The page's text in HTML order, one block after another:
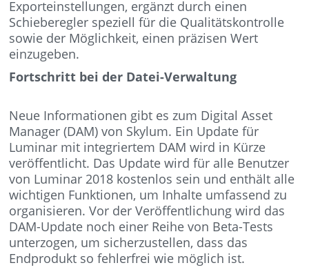
Exporteinstellungen, ergänzt durch einen
Schieberegler speziell für die Qualitätskontrolle
sowie der Möglichkeit, einen präzisen Wert
einzugeben.
Fortschritt bei der Datei-Verwaltung
Neue Informationen gibt es zum Digital Asset
Manager (DAM) von Skylum. Ein Update für
Luminar mit integriertem DAM wird in Kürze
veröffentlicht. Das Update wird für alle Benutzer
von Luminar 2018 kostenlos sein und enthält alle
wichtigen Funktionen, um Inhalte umfassend zu
organisieren. Vor der Veröffentlichung wird das
DAM-Update noch einer Reihe von Beta-Tests
unterzogen, um sicherzustellen, dass das
Endprodukt so fehlerfrei wie möglich ist.